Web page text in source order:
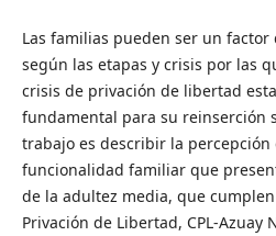
Las familias pueden ser un factor
según las etapas y crisis por las
crisis de privación de libertad
fundamental para su reinserción
trabajo es describir la percepción
funcionalidad familiar que
de la adultez media, que
Privación de Libertad, CPL-Azuay